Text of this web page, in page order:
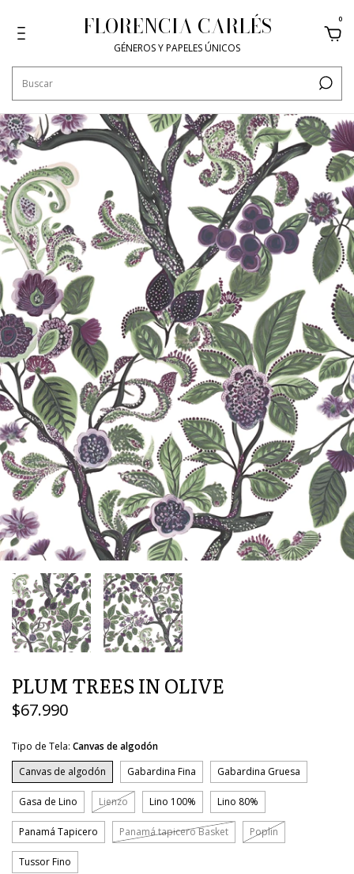
FLORENCIA CARLÉS
GÉNEROS Y PAPELES ÚNICOS
0
PLUM TREES IN OLIVE
$67.990
Tipo de Tela: Canvas de algodón
Canvas de algodón
Gabardina Fina Gabardina Gruesa
Gasa de Lino Lienzo Lino 100% Lino 80%
Panamá Tapicero Panamá tapicero Basket Poplin
Tussor Fino